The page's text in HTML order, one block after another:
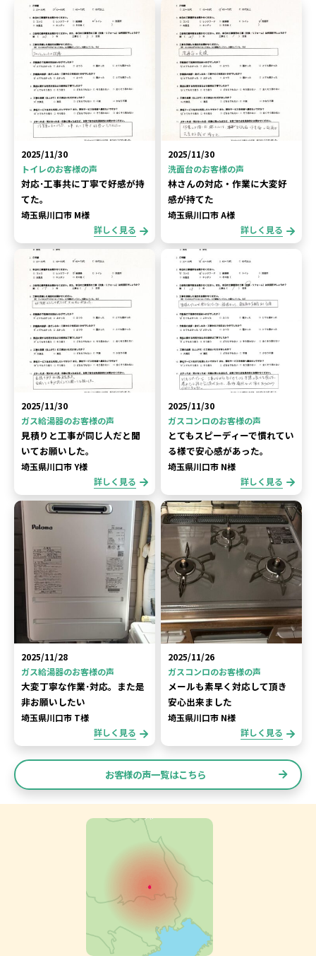
2025/11/30
トイレのお客様の声
対応･工事共に丁寧で好感が持
てた。
埼玉県川口市 M様
詳しく見る
2025/11/30
洗面台のお客様の声
林さんの対応・作業に大変好
感が持てた
埼玉県川口市 A様
詳しく見る
2025/11/30
ガス給湯器のお客様の声
見積りと工事が同じ人だと聞
いてお願いした。
埼玉県川口市 Y様
詳しく見る
2025/11/30
ガスコンロのお客様の声
とてもスピーディーで慣れてい
る様で安心感があった。
埼玉県川口市 N様
詳しく見る
2025/11/28
ガス給湯器のお客様の声
大変丁寧な作業･対応。また是
非お願いしたい
埼玉県川口市 T様
詳しく見る
2025/11/26
ガスコンロのお客様の声
メールも素早く対応して頂き
安心出来ました
埼玉県川口市 N様
詳しく見る
お客様の声一覧はこちら